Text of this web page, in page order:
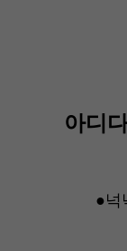
아디
●넉